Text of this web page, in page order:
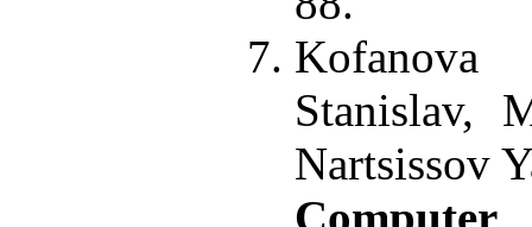
Kofanova
Stanislav,
Nartsissov